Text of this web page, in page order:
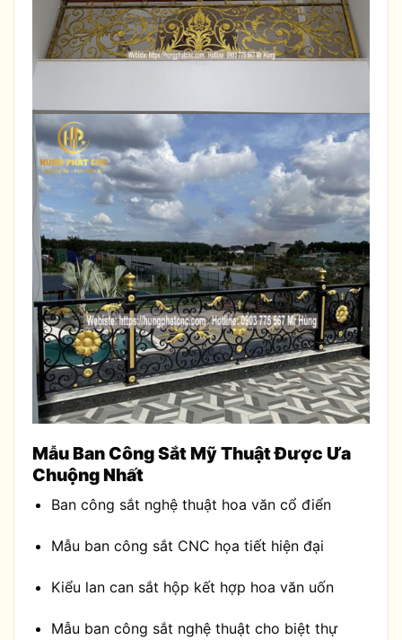
Mẫu Ban Công Sắt Mỹ Thuật Được Ưa
Chuộng Nhất
Ban công sắt nghệ thuật hoa văn cổ điển
Mẫu ban công sắt CNC họa tiết hiện đại
Kiểu lan can sắt hộp kết hợp hoa văn uốn
Mẫu ban công sắt nghệ thuật cho biệt thự